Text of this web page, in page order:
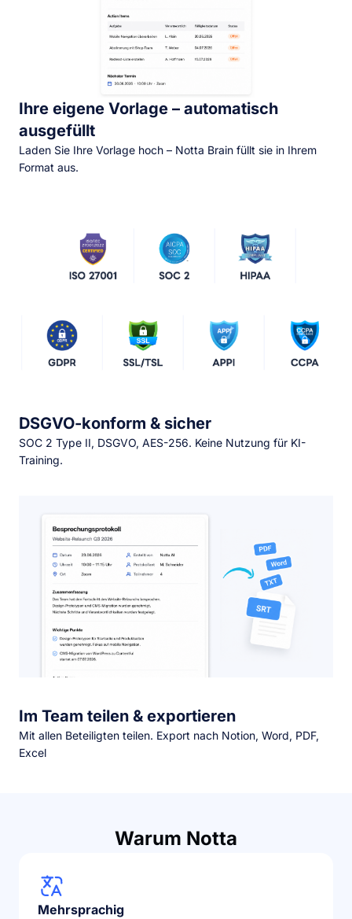
Ihre eigene Vorlage – automatisch
ausgefüllt
Laden Sie Ihre Vorlage hoch – Notta Brain füllt sie in Ihrem
Format aus.
DSGVO-konform & sicher
SOC 2 Type II, DSGVO, AES-256. Keine Nutzung für KI-
Training.
Im Team teilen & exportieren
Mit allen Beteiligten teilen. Export nach Notion, Word, PDF,
Excel
Warum Notta
Mehrsprachig